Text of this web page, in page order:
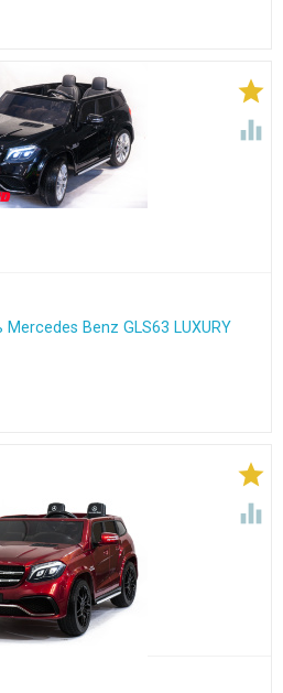


Benz GLS63 LUXURY

